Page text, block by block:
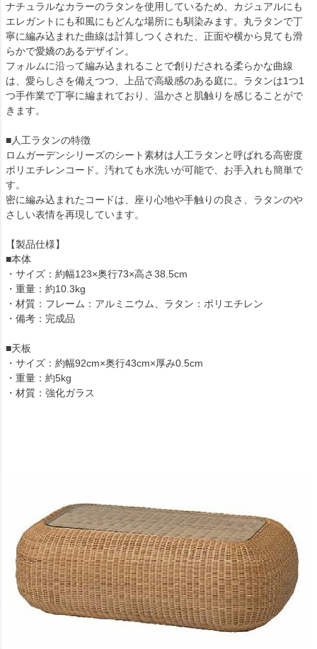
ナチュラルなカラーのラタンを使用しているため、カジュアルにも
エレガントにも和風にもどんな場所にも馴染みます。丸ラタンで丁
寧に編み込まれた曲線は計算しつくされた、正面や横から見ても滑
らかで愛嬌のあるデザイン。
フォルムに沿って編み込まれることで創りだされる柔らかな曲線
は、愛らしさを備えつつ、上品で高級感のある庭に。ラタンは1つ1
つ手作業で丁寧に編まれており、温かさと肌触りを感じることがで
きます。
■人工ラタンの特徴
ロムガーデンシリーズのシート素材は人工ラタンと呼ばれる高密度
ポリエチレンコード。汚れても水洗いが可能で、お手入れも簡単で
す。
密に編み込まれたコードは、座り心地や手触りの良さ、ラタンのや
さしい表情を再現しています。
【製品仕様】
■本体
・サイズ：約幅123×奥行73×高さ38.5cm
・重量：約10.3kg
・材質：フレーム：アルミニウム、ラタン：ポリエチレン
・備考：完成品
■天板
・サイズ：約幅92cm×奥行43cm×厚み0.5cm
・重量：約5kg
・材質：強化ガラス